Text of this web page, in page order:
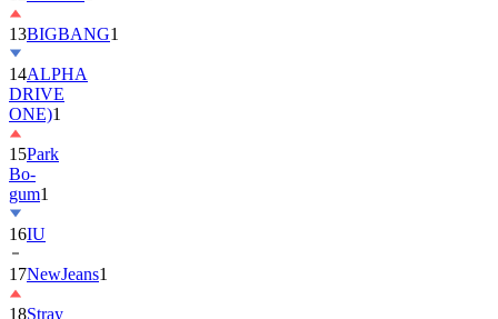
14ALPHA
DRIVE
ONE)1
15Park
Bo-
gum1
16IU
17NewJeans
18Stray
Kids